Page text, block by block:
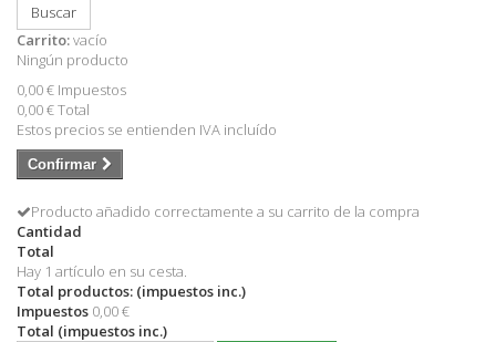
Buscar
Carrito:vacío
Ningún producto
0,00 € Impuestos
0,00 €Total
Estos precios se entienden IVA incluído
Confirmar
Producto añadido correctamente a su carrito de la compra
Cantidad
Total
Hay 1 artículo en su cesta.
Total productos: (impuestos inc.)
Impuestos 0,00 €
Total (impuestos inc.)